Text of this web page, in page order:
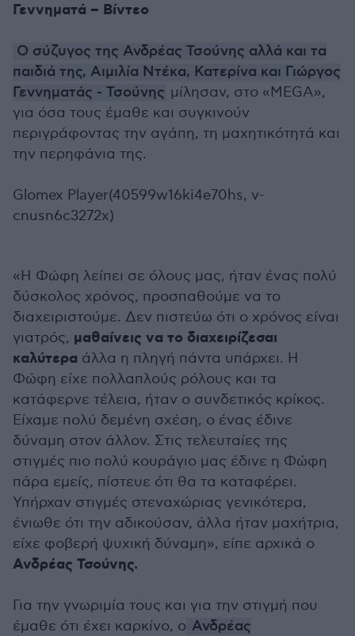
Γεννηματά – Βίντεο
Ο σύζυγος της Ανδρέας Τσούνης αλλά και τα
παιδιά της, Αιμιλία Ντέκα, Κατερίνα και Γιώργος
Γεννηματάς - Τσούνης μίλησαν, στο «MEGA»,
για όσα τους έμαθε και συγκινούν
περιγράφοντας την αγάπη, τη μαχητικότητά και
την περηφάνια της.
Glomex Player(40599w16ki4e70hs, v-
cnusn6c3272x)
«Η Φώφη λείπει σε όλους μας, ήταν ένας πολύ
δύσκολος χρόνος, προσπαθούμε να το
διαχειριστούμε. Δεν πιστεύω ότι ο χρόνος είναι
γιατρός, μαθαίνεις να το διαχειρίζεσαι
καλύτερα άλλα η πληγή πάντα υπάρχει. Η
Φώφη είχε πολλαπλούς ρόλους και τα
κατάφερνε τέλεια, ήταν ο συνδετικός κρίκος.
Είχαμε πολύ δεμένη σχέση, ο ένας έδινε
δύναμη στον άλλον. Στις τελευταίες της
στιγμές πιο πολύ κουράγιο μας έδινε η Φώφη
πάρα εμείς, πίστευε ότι θα τα καταφέρει.
Υπήρχαν στιγμές στεναχώριας γενικότερα,
ένιωθε ότι την αδικούσαν, άλλα ήταν μαχήτρια,
είχε φοβερή ψυχική δύναμη», είπε αρχικά ο
Ανδρέας Τσούνης.
Για την γνωριμία τους και για την στιγμή που
έμαθε ότι έχει καρκίνο, ο Ανδρέας